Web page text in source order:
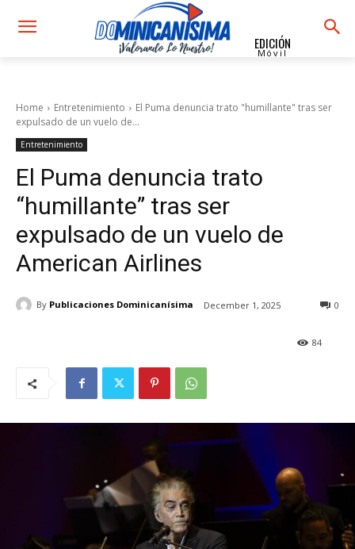
EDICIÓN
Móvil
Home Entretenimiento
El Puma denuncia trato "humillante" tras ser
expulsado de un vuelo de...
Entretenimiento
El Puma denuncia trato
“humillante” tras ser
expulsado de un vuelo de
American Airlines
By Publicaciones Dominicanísima December 1, 2025 0
84